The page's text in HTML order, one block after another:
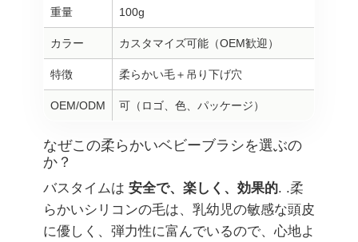
重量 100g
カラー カスタマイズ可能（OEM歓迎）
特徴 柔らかい毛＋吊り下げ穴
OEM/ODM 可（ロゴ、色、パッケージ）
なぜこの柔らかいベビーブラシを選ぶの
か？
バスタイムは 安全で、楽しく、効果的. .柔
らかいシリコンの毛は、乳幼児の敏感な頭皮
に優しく、弾力性に富んでいるので、心地よ